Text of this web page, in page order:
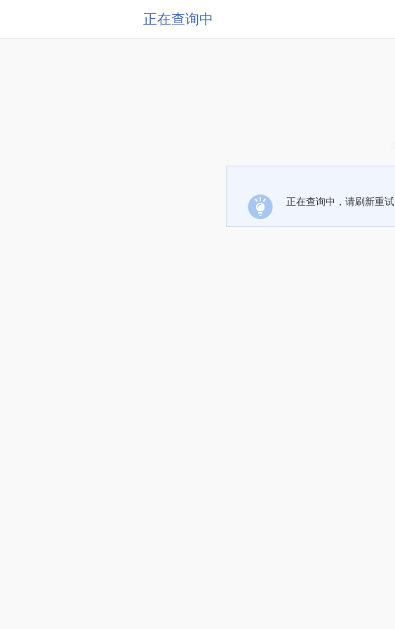
正在查询中
正在查询中，请刷新重试